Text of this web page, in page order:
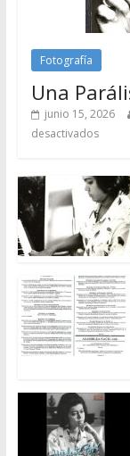
Fotografía
Una
junio 15, 2026
desactivados